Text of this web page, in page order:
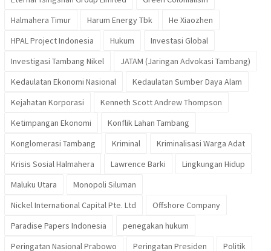
Halmahera Timur
Harum Energy Tbk
He Xiaozhen
HPAL Project Indonesia
Hukum
Investasi Global
Investigasi Tambang Nikel
JATAM (Jaringan Advokasi Tambang)
Kedaulatan Ekonomi Nasional
Kedaulatan Sumber Daya Alam
Kejahatan Korporasi
Kenneth Scott Andrew Thompson
Ketimpangan Ekonomi
Konflik Lahan Tambang
Konglomerasi Tambang
Kriminal
Kriminalisasi Warga Adat
Krisis Sosial Halmahera
Lawrence Barki
Lingkungan Hidup
Maluku Utara
Monopoli Siluman
Nickel International Capital Pte. Ltd
Offshore Company
Paradise Papers Indonesia
penegakan hukum
Peringatan Nasional Prabowo
Peringatan Presiden Politik